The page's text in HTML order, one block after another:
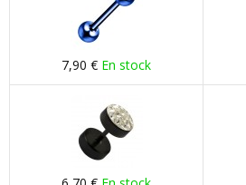
7,90 € En stock